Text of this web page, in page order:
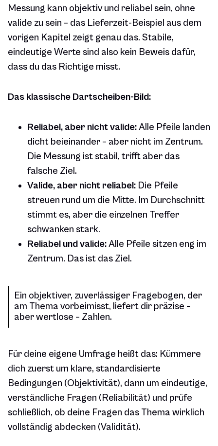
Messung kann objektiv und reliabel sein, ohne
valide zu sein – das Lieferzeit-Beispiel aus dem
vorigen Kapitel zeigt genau das. Stabile,
eindeutige Werte sind also kein Beweis dafür,
dass du das Richtige misst.
Das klassische Dartscheiben-Bild:
Reliabel, aber nicht valide:Alle Pfeile landen
dicht beieinander – aber nicht im Zentrum.
Die Messung ist stabil, trifft aber das
falsche Ziel.
Valide, aber nicht reliabel: Die Pfeile
streuen rund um die Mitte. Im Durchschnitt
stimmt es, aber die einzelnen Treffer
schwanken stark.
Reliabel und valide:Alle Pfeile sitzen eng im
Zentrum. Das ist das Ziel.
Ein objektiver, zuverlässiger Fragebogen, der
am Thema vorbeimisst, liefert dir präzise –
aber wertlose – Zahlen.
Für deine eigene Umfrage heißt das: Kümmere
dich zuerst um klare, standardisierte
Bedingungen (Objektivität), dann um eindeutige,
verständliche Fragen (Reliabilität) und prüfe
schließlich, ob deine Fragen das Thema wirklich
vollständig abdecken (Validität).